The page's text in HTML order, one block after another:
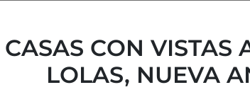
CON VISTAS
LOLAS, NUEVA